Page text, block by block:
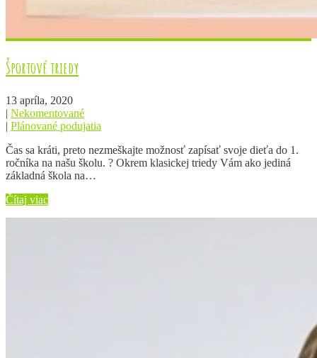
Športové triedy
13 apríla, 2020
| Nekomentované
| Plánované podujatia
Čas sa kráti, preto nezmeškajte možnosť zapísať svoje dieťa do 1.
ročníka na našu školu. ? Okrem klasickej triedy Vám ako jediná
základná škola na…
Čítaj viac